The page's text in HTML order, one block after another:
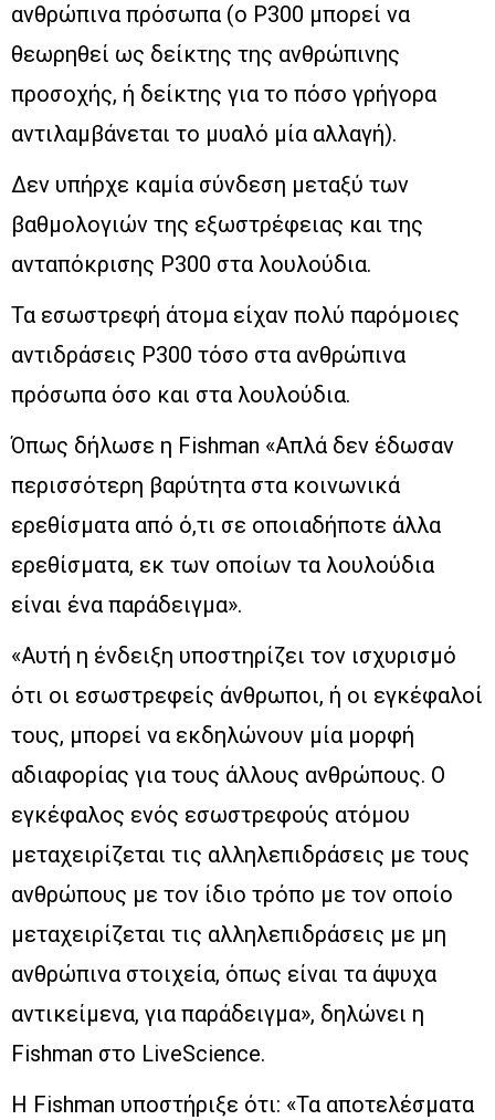
ανθρώπινα πρόσωπα (ο P300 μπορεί να
θεωρηθεί ως δείκτης της ανθρώπινης
προσοχής, ή δείκτης για το πόσο γρήγορα
αντιλαμβάνεται το μυαλό μία αλλαγή).
Δεν υπήρχε καμία σύνδεση μεταξύ των
βαθμολογιών της εξωστρέφειας και της
ανταπόκρισης P300 στα λουλούδια.
Τα εσωστρεφή άτομα είχαν πολύ παρόμοιες
αντιδράσεις P300 τόσο στα ανθρώπινα
πρόσωπα όσο και στα λουλούδια.
Όπως δήλωσε η Fishman «Απλά δεν έδωσαν
περισσότερη βαρύτητα στα κοινωνικά
ερεθίσματα από ό,τι σε οποιαδήποτε άλλα
ερεθίσματα, εκ των οποίων τα λουλούδια
είναι ένα παράδειγμα».
«Αυτή η ένδειξη υποστηρίζει τον ισχυρισμό
ότι οι εσωστρεφείς άνθρωποι, ή οι εγκέφαλοί
τους, μπορεί να εκδηλώνουν μία μορφή
αδιαφορίας για τους άλλους ανθρώπους. Ο
εγκέφαλος ενός εσωστρεφούς ατόμου
μεταχειρίζεται τις αλληλεπιδράσεις με τους
ανθρώπους με τον ίδιο τρόπο με τον οποίο
μεταχειρίζεται τις αλληλεπιδράσεις με μη
ανθρώπινα στοιχεία, όπως είναι τα άψυχα
αντικείμενα, για παράδειγμα», δηλώνει η
Fishman στο LiveScience.
Η Fishman υποστήριξε ότι: «Τα αποτελέσματα